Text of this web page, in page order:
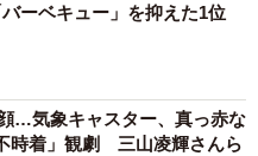
バーベキュー」を抑えた1位
…気象キャスター、真っ赤な
時着」観劇 三山凌輝さんら